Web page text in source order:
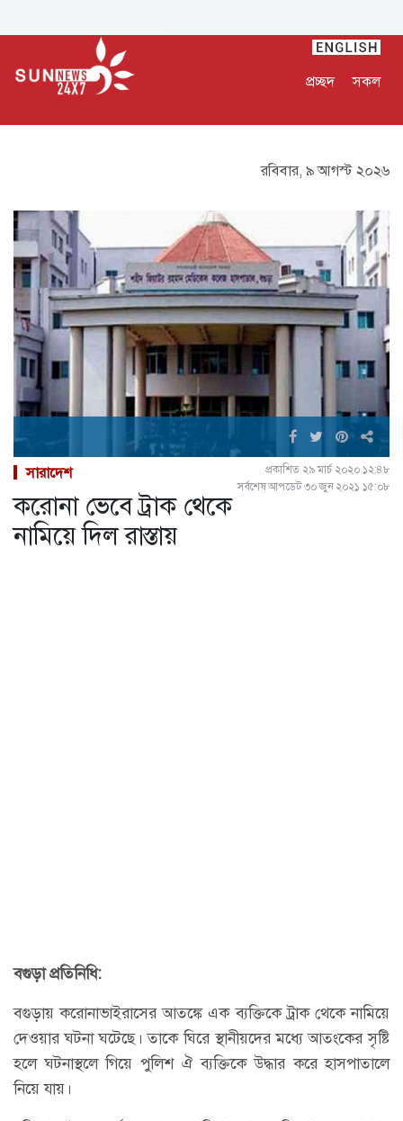
প্রচ্ছদ সকল
রবিবার, ৯ আগস্ট ২০২৬
সারাদেশ
প্রকাশিত ২৯ মার্চ ২০২০ ১২:৪৮
সর্বশেষ আপডেট ৩০ জুন ২০২১ ১৫:০৮
করোনা ভেবে ট্রাক থেকে
নামিয়ে দিল রাস্তায়
বগুড়া প্রতিনিধি:
বগুড়ায় করোনাভাইরাসের আতঙ্কে এক ব্যক্তিকে ট্রাক থেকে নামিয়ে
দেওয়ার ঘটনা ঘটেছে। তাকে ঘিরে স্থানীয়দের মধ্যে আতংকের সৃষ্টি
হলে ঘটনাস্থলে গিয়ে পুলিশ ঐ ব্যক্তিকে উদ্ধার করে হাসপাতালে
নিয়ে যায়।